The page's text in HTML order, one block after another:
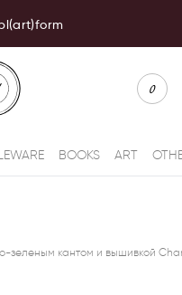
Moscow
0
BOOKS ART
зеленым кантом и вышивкой